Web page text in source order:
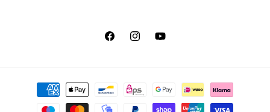
FacebookInstagramYouTube
Zahlungsmethoden